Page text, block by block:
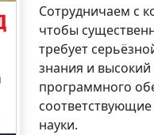
Сотрудничаем с
чтобы
требует
знания и высокий
программного
науки.